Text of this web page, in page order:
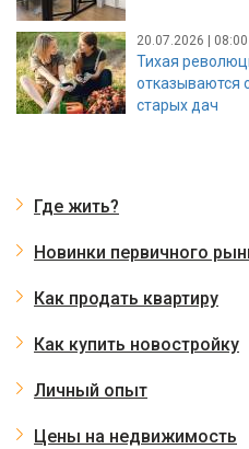
20.07.2026 | 08:00
Тихая
отказываются
старых дач
Где жить?
Новинки первичного
Как продать квартиру
Как купить новостройку
Личный опыт
Цены на недвижимость